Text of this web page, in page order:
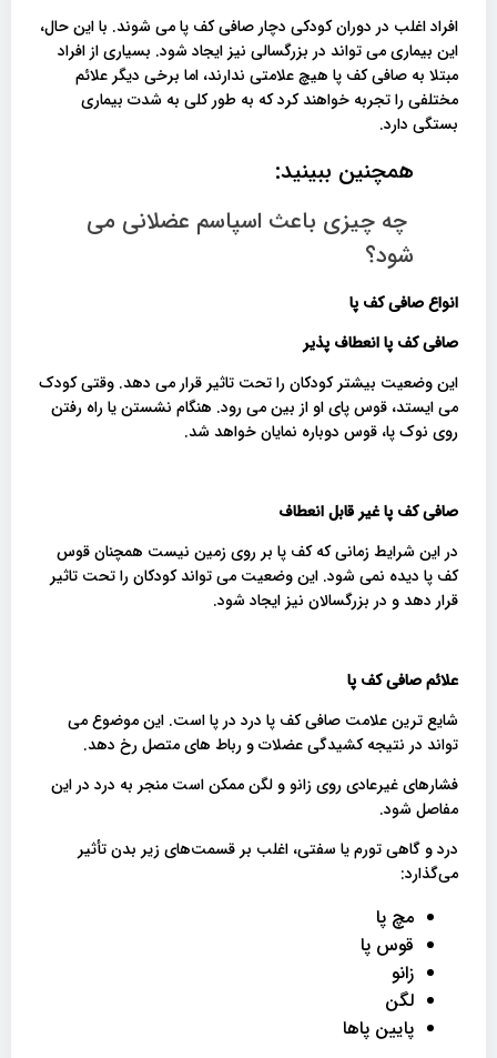
افراد اغلب در دوران کودکی دچار صافی کف پا می شوند. با این حال،
این بیماری می تواند در بزرگسالی نیز ایجاد شود. بسیاری از افراد
مبتلا به صافی کف پا هیچ علامتی ندارند، اما برخی دیگر علائم
مختلفی را تجربه خواهند کرد که به طور کلی به شدت بیماری
بستگی دارد.
همچنین ببینید:
چه چیزی باعث اسپاسم عضلانی می
شود؟
انواع صافی کف پا
صافی کف پا انعطاف پذیر
این وضعیت بیشتر کودکان را تحت تاثیر قرار می دهد. وقتی کودک
می ایستد، قوس پای او از بین می رود. هنگام نشستن یا راه رفتن
روی نوک پا، قوس دوباره نمایان خواهد شد.
صافی کف پا غیر قابل انعطاف
در این شرایط زمانی که کف پا بر روی زمین نیست همچنان قوس
کف پا دیده نمی شود. این وضعیت می تواند کودکان را تحت تاثیر
قرار دهد و در بزرگسالان نیز ایجاد شود.
علائم صافی کف پا
شایع ترین علامت صافی کف پا درد در پا است. این موضوع می
تواند در نتیجه کشیدگی عضلات و رباط های متصل رخ دهد.
فشارهای غیرعادی روی زانو و لگن ممکن است منجر به درد در این
مفاصل شود.
درد و گاهی تورم یا سفتی، اغلب بر قسمت‌های زیر بدن تأثیر
می‌گذارد:
مچ پا
قوس پا
زانو
لگن
پایین پاها